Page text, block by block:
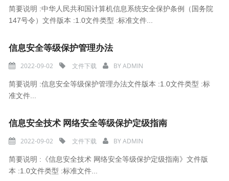
简要说明 :中华人民共和国计算机信息系统安全保护条例（国务院
147号令）文件版本 :1.0文件类型 :标准文件...
信息安全等级保护管理办法
2022-09-02 文件下载 BYADMIN
简要说明 :信息安全等级保护管理办法文件版本 :1.0文件类型 :标
准文件...
信息安全技术 网络安全等级保护定级指南
2022-09-02 文件下载 BYADMIN
简要说明 :《信息安全技术 网络安全等级保护定级指南》文件版
本 :1.0文件类型 :标准文件...